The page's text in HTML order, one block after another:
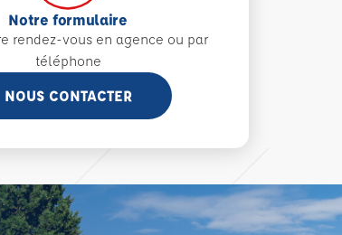
Notre formulaire
rendez-vous en agence ou par
téléphone
NOUS CONTACTER